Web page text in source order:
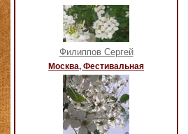
Филиппов Сергей
Москва, Фестивальная